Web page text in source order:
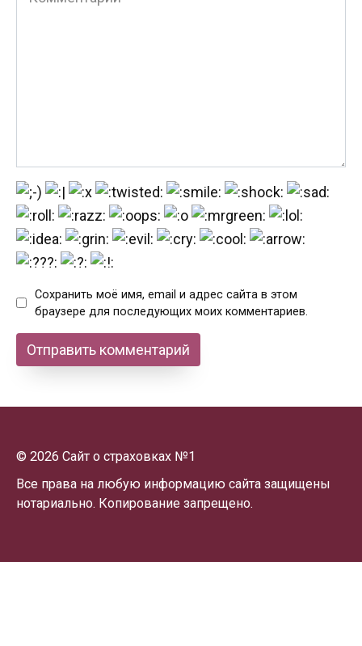
Сохранить моё имя, email и адрес сайта в этом
браузере для последующих моих комментариев.
© 2026 Сайт о страховках №1
Все права на любую информацию сайта защищены
нотариально. Копирование запрещено.